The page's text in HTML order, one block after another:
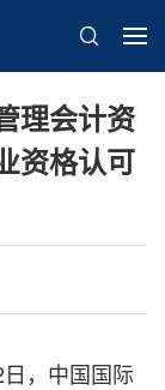
理会计资
资格认可
，中国国际